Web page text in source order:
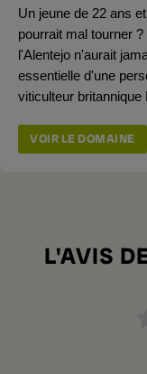
Un jeune de 22 ans
pourrait mal tourner
l'Alentejo n'aurait
essentielle d'une
viticulteur britannique
VOIR LE DOMAINE
L'AVIS